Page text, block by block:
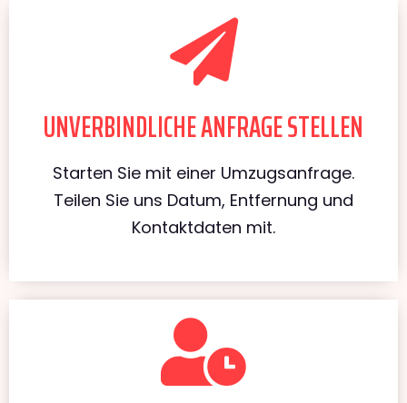
UNVERBINDLICHE ANFRAGE STELLEN
Starten Sie mit einer Umzugsanfrage.
Teilen Sie uns Datum, Entfernung und
Kontaktdaten mit.